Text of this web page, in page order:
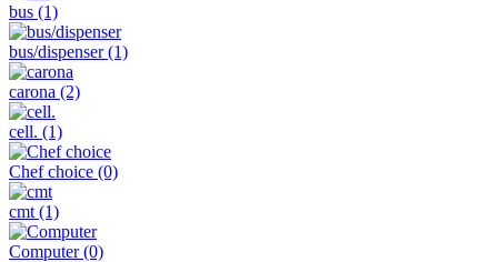
bus (1)
bus/dispenser(1)
carona (2)
cell. (1)
Chef choice (0)
cmt (1)
Computer(0)